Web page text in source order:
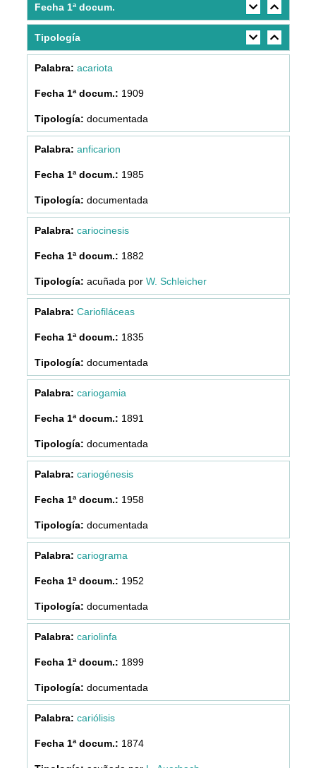
Fecha 1ª docum.
Tipología
acariota
1909
documentada
anficarion
1985
documentada
cariocinesis
1882
acuñada por W. Schleicher
Cariofiláceas
1835
documentada
cariogamia
1891
documentada
cariogénesis
1958
documentada
cariograma
1952
documentada
cariolinfa
1899
documentada
cariólisis
1874